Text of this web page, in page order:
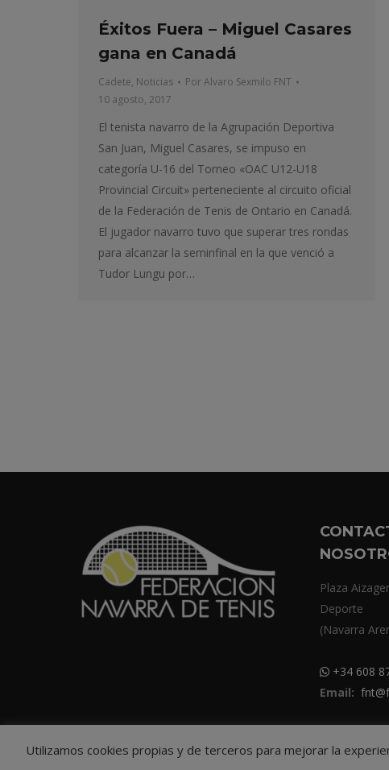
Éxitos Fuera – Miguel Casares
gana en Canadá
Cadete, Noticias PorAlvaro Sexmilo FNT
10 agosto, 2017
El tenista navarro de la Agrupación Deportiva
San Juan, Miguel Casares, se impuso en
categoría U-16 del Torneo «OAC U12-U18
Provincial Circuit» perteneciente al circuito oficial
de la Federación de Tenis de Ontario en Canadá.
El jugador navarro tuvo que superar tres rondas
para alcanzar la seminfinal en la que venció a
Tudor Lungu por…
Plaza
Deporte
(Navarra
+34 608
Email:
Utilizamos cookies propias y de terceros para mejorar la